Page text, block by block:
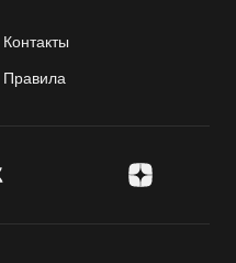
Контакты
Правила